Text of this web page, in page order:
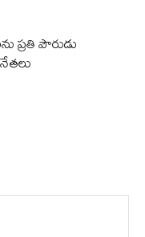
పౌరుడు